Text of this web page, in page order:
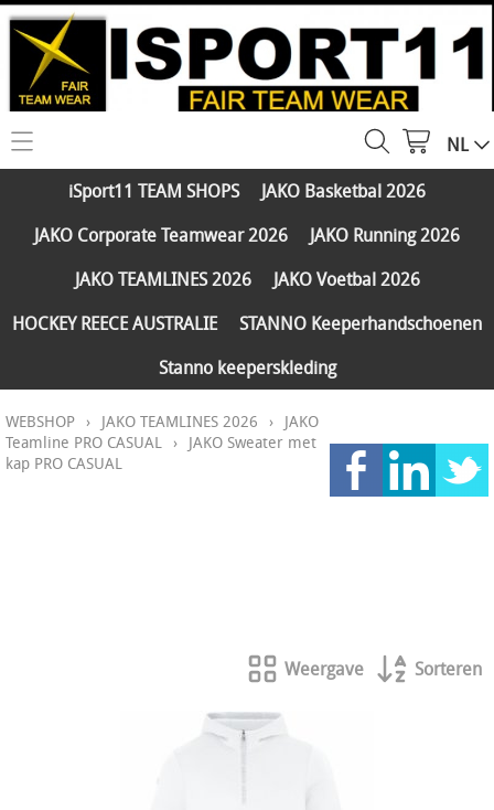
HOME
WEBSHOP
JAKO Running 2026
JAKO TEAMLINES 2026
PARTNERS
Klantengroepen
Verzending - betaling
CONTACT
NL
iSport11 TEAM SHOPS
JAKO Basketbal 2026
JAKO Corporate Teamwear 2026
JAKO Running 2026
JAKO TEAMLINES 2026
JAKO Voetbal 2026
HOCKEY REECE AUSTRALIE
STANNO Keeperhandschoenen
Stanno keeperskleding
WEBSHOP › JAKO TEAMLINES 2026 › JAKO
Teamline PRO CASUAL › JAKO Sweater met
kap PRO CASUAL
Weergave Sorteren